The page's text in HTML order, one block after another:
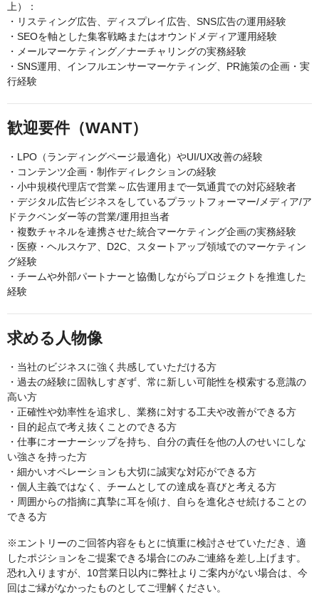
上）：
・リスティング広告、ディスプレイ広告、SNS広告の運用経験
・SEOを軸とした集客戦略またはオウンドメディア運用経験
・メールマーケティング／ナーチャリングの実務経験
・SNS運用、インフルエンサーマーケティング、PR施策の企画・実
行経験
歓迎要件（WANT）
・LPO（ランディングページ最適化）やUI/UX改善の経験
・コンテンツ企画・制作ディレクションの経験
・小中規模代理店で営業～広告運用まで一気通貫での対応経験者
・デジタル広告ビジネスをしているプラットフォーマー/メディア/ア
ドテクベンダー等の営業/運用担当者
・複数チャネルを連携させた統合マーケティング企画の実務経験
・医療・ヘルスケア、D2C、スタートアップ領域でのマーケティン
グ経験
・チームや外部パートナーと協働しながらプロジェクトを推進した
経験
求める人物像
・当社のビジネスに強く共感していただける方
・過去の経験に固執しすぎず、常に新しい可能性を模索する意識の
高い方
・正確性や効率性を追求し、業務に対する工夫や改善ができる方
・目的起点で考え抜くことのできる方
・仕事にオーナーシップを持ち、自分の責任を他の人のせいにしな
い強さを持った方
・細かいオペレーションも大切に誠実な対応ができる方
・個人主義ではなく、チームとしての達成を喜びと考える方
・周囲からの指摘に真摯に耳を傾け、自らを進化させ続けることの
できる方
※エントリーのご回答内容をもとに慎重に検討させていただき、適
したポジションをご提案できる場合にのみご連絡を差し上げます。
恐れ入りますが、10営業日以内に弊社よりご案内がない場合は、今
回はご縁がなかったものとしてご理解ください。